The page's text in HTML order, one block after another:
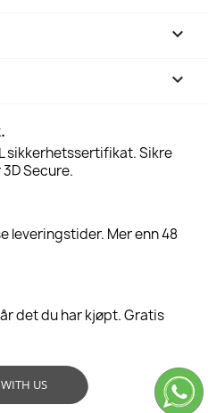
keyboard_arrow_down

sikkerhetssertifikat. Sikre
Secure.
leveringstider. Mer enn 48
det du har kjøpt. Gratis
US